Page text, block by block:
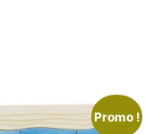
Promo !